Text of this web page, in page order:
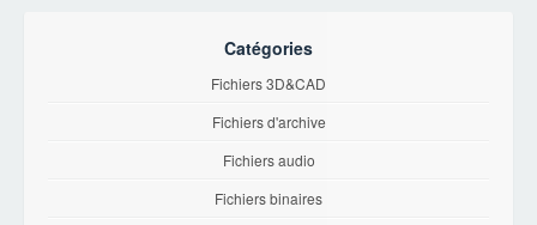
Catégories
Fichiers 3D&CAD
Fichiers d'archive
Fichiers audio
Fichiers binaires